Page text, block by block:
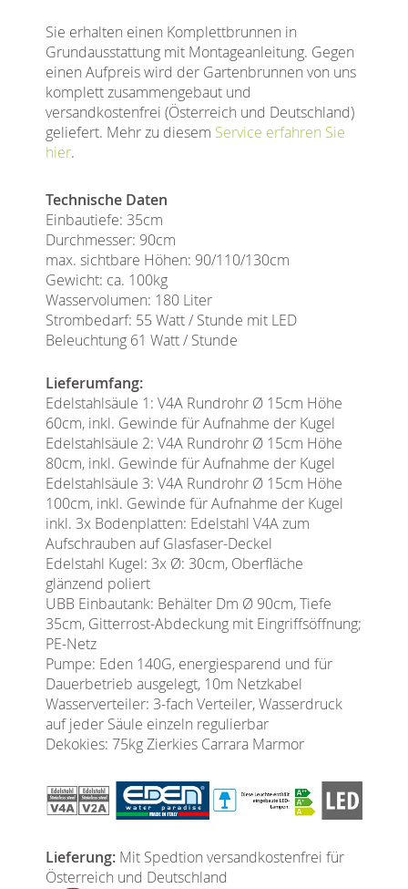
Sie erhalten einen Komplettbrunnen in
Grundausstattung mit Montageanleitung. Gegen
einen Aufpreis wird der Gartenbrunnen von uns
komplett zusammengebaut und
versandkostenfrei (Österreich und Deutschland)
geliefert. Mehr zu diesem Service erfahren Sie
hier.
Technische Daten
Einbautiefe: 35cm
Durchmesser: 90cm
max. sichtbare Höhen: 90/110/130cm
Gewicht: ca. 100kg
Wasservolumen: 180 Liter
Strombedarf: 55 Watt / Stunde mit LED
Beleuchtung 61 Watt / Stunde
Lieferumfang:
Edelstahlsäule 1: V4A Rundrohr Ø 15cm Höhe
60cm, inkl. Gewinde für Aufnahme der Kugel
Edelstahlsäule 2: V4A Rundrohr Ø 15cm Höhe
80cm, inkl. Gewinde für Aufnahme der Kugel
Edelstahlsäule 3: V4A Rundrohr Ø 15cm Höhe
100cm, inkl. Gewinde für Aufnahme der Kugel
inkl. 3x Bodenplatten: Edelstahl V4A zum
Aufschrauben auf Glasfaser-Deckel
Edelstahl Kugel: 3x Ø: 30cm, Oberfläche
glänzend poliert
UBB Einbautank: Behälter Dm Ø 90cm, Tiefe
35cm, Gitterrost-Abdeckung mit Eingriffsöffnung;
PE-Netz
Pumpe: Eden 140G, energiesparend und für
Dauerbetrieb ausgelegt, 10m Netzkabel
Wasserverteiler: 3-fach Verteiler, Wasserdruck
auf jeder Säule einzeln regulierbar
Dekokies: 75kg Zierkies Carrara Marmor
Lieferung: Mit Spedtion versandkostenfrei für
Österreich und Deutschland